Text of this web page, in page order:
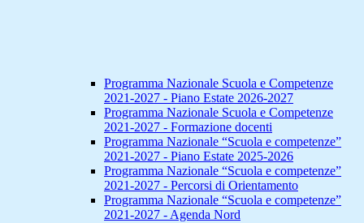
Programma Nazionale Scuola e Competenze
2021-2027 - Piano Estate 2026-2027
Programma Nazionale Scuola e Competenze
2021-2027 - Formazione docenti
Programma Nazionale “Scuola e competenze”
2021-2027 - Piano Estate 2025-2026
Programma Nazionale “Scuola e competenze”
2021-2027 - Percorsi di Orientamento
Programma Nazionale “Scuola e competenze”
2021-2027 - Agenda Nord